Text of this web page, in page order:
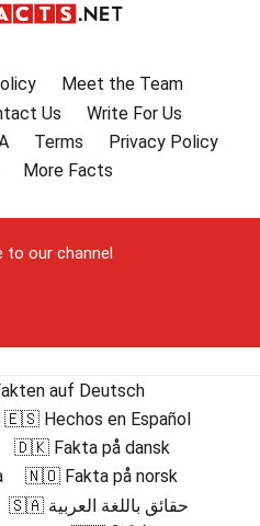
Meet the Team
Us
Write For Us
Terms
Privacy Policy
More Facts
to our channel
auf Deutsch
🇪🇸 Hechos en Español
🇩🇰 Fakta på dansk
🇳🇴 Fakta på norsk
🇸🇦 حقائق باللغة العربية